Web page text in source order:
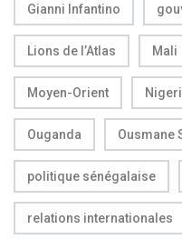
Gianni Infantino
Lions de l’Atlas Mali
Moyen-Orient
Ouganda Ousmane
politique sénégalaise
relations internationales